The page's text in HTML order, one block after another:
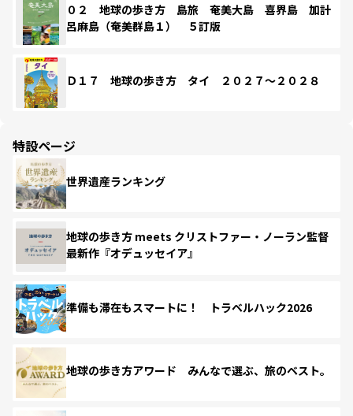
０２ 地球の歩き方 島旅 奄美大島 喜界島 加計
呂麻島（奄美群島１） ５訂版
Ｄ１７ 地球の歩き方 タイ ２０２７～２０２８
特設ページ
世界遺産ランキング
地球の歩き方 meets クリストファー・ノーラン監督
最新作『オデュッセイア』
準備も滞在もスマートに！ トラベルハック2026
地球の歩き方アワード みんなで選ぶ、旅のベスト。